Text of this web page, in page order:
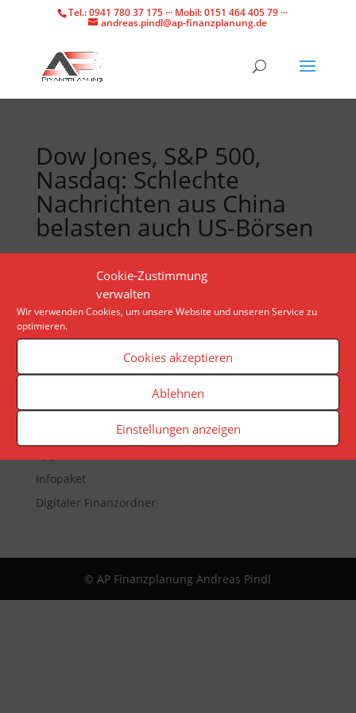
Cookie-Zustimmung
verwalten
Wir verwenden Cookies, um unsere Website und unseren Service zu
optimieren.
Cookies akzeptieren
Ablehnen
Einstellungen anzeigen
Tel.: 0941 780 37 175 ··· Mobil: 0151 464 405 79 ···
andreas.pindl@ap-finanzplanung.de
Dow Jones, S&P 500,
Nasdaq: Schlechte
Nachrichten aus China
belasten auch US-Börsen
Die wichtigsten Indizes in den USA haben am Freitag
leicht im Minus eröffnet. Zu den größten Verlierern
gehört die Aktie des Online-Modehändlers Farfetch.
Newsletter
Infopaket
Digitaler Finanzordner
© AP Finanzplanung Andreas Pindl